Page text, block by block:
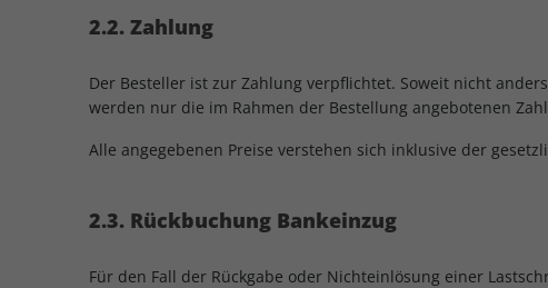
2.2. Zahlung
Der Besteller ist zur Zahlung verpflichtet. Soweit nicht
werden nur die im Rahmen der Bestellung angebotenen
Alle angegebenen Preise verstehen sich inklusive der
2.3. Rückbuchung Bankeinzug
Für den Fall der Rückgabe oder Nichteinlösung einer